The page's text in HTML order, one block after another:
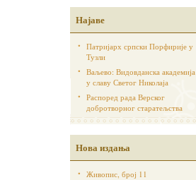
Најаве
Патријарх српски Порфирије у
Тузли
Ваљево: Видовданска академија
у славу Светог Николаја
Распоред рада Верског
добротворног старатељства
Нова издања
Живопис, број 11